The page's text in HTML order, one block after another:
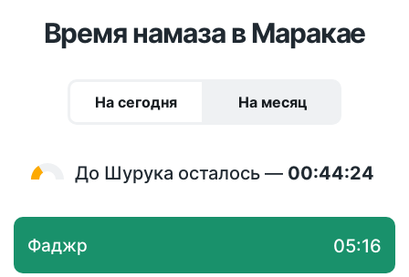
Время намаза в Маракае
На сегодня На месяц
До Шурука осталось — 00:44:24
Фаджр 05:16